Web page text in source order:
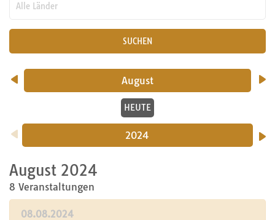
SUCHEN
August
HEUTE
2024
August 2024
8 Veranstaltungen
08.08.2024